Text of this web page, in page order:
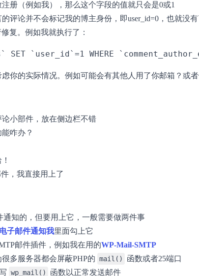
册（例如我），那么这个字段的值就只会是0或1
评论并不会标记我的博主身份，即user_id=0，也就没
复。例如我就执行了：
你的实际情况。例如可能会有其他人用了你邮箱？或
小部件，放在侧边栏不错
咋办？
，我直接用上了
通知的，但要用上它，一般需要做两件事
子邮件通知我里面勾上它
邮件插件，例如我在用的WP-Mail-SMTP
多服务器都会屏蔽PHP的 mail()
函数或者25端口
wp_mail()
函数以正常发送邮件